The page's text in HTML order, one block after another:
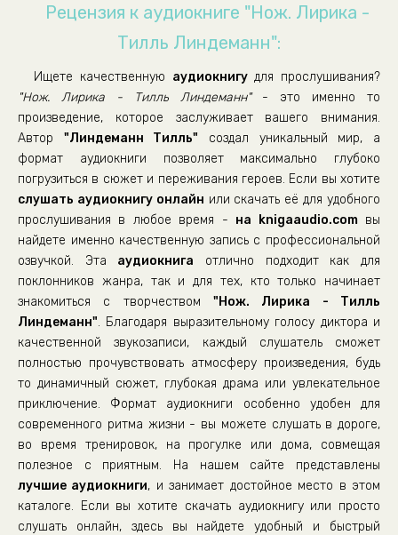
20
21
22
24
25
26
27
29
30
31
32
34
35
Рецензия к аудиокниге "Нож. Лирика -
Тилль Линдеманн":
Ищете качественную аудиокнигудля прослушивания?
"Нож. Лирика - Тилль Линдеманн"- это именно то
произведение, которое заслуживает вашего внимания.
Автор "Линдеманн Тилль" создал уникальный мир, а
формат аудиокниги позволяет максимально глубоко
погрузиться в сюжет и переживания героев. Если вы хотите
слушать аудиокнигу онлайн или скачать её для удобного
прослушивания в любое время - на knigaaudio.comвы
найдете именно качественную запись с профессиональной
озвучкой. Эта аудиокнига отлично подходит как для
поклонников жанра, так и для тех, кто только начинает
знакомиться с творчеством "Нож. Лирика - Тилль
Линдеманн". Благодаря выразительному голосу диктора и
качественной звукозаписи, каждый слушатель сможет
полностью прочувствовать атмосферу произведения, будь
то динамичный сюжет, глубокая драма или увлекательное
приключение. Формат аудиокниги особенно удобен для
современного ритма жизни - вы можете слушать в дороге,
во время тренировок, на прогулке или дома, совмещая
полезное с приятным. На нашем сайте представлены
лучшие аудиокниги, и занимает достойное место в этом
каталоге. Если вы хотите скачать аудиокнигу или просто
слушать онлайн, здесь вы найдете удобный и быстрый